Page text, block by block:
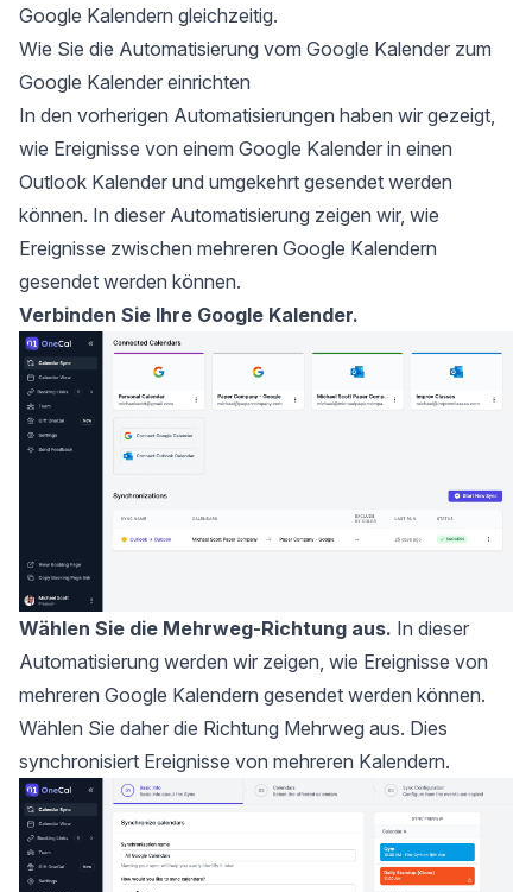
Google Kalendern gleichzeitig.
Wie Sie die Automatisierung vom Google Kalender zum
Google Kalender einrichten
In den vorherigen Automatisierungen haben wir gezeigt,
wie Ereignisse von einem Google Kalender in einen
Outlook Kalender und umgekehrt gesendet werden
können. In dieser Automatisierung zeigen wir, wie
Ereignisse zwischen mehreren Google Kalendern
gesendet werden können.
Verbinden Sie Ihre Google Kalender.
Wählen Sie die Mehrweg-Richtung aus. In dieser
Automatisierung werden wir zeigen, wie Ereignisse von
mehreren Google Kalendern gesendet werden können.
Wählen Sie daher die Richtung Mehrweg aus. Dies
synchronisiert Ereignisse von mehreren Kalendern.